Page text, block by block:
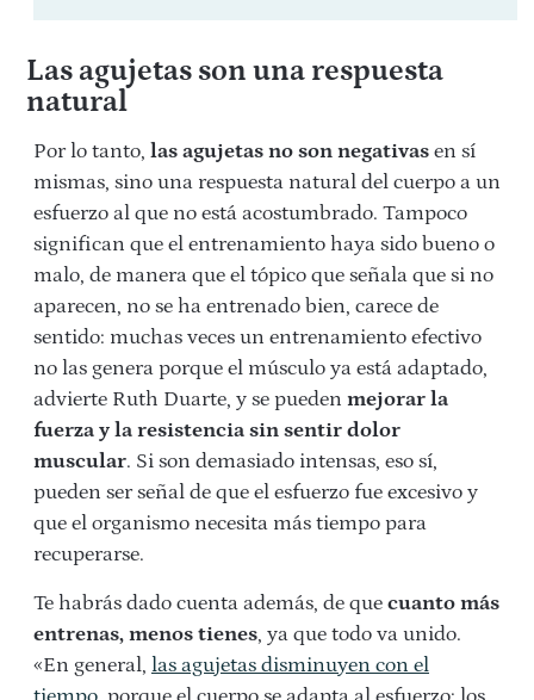
Las agujetas son una respuesta
natural
Por lo tanto, las agujetas no son negativas en sí
mismas, sino una respuesta natural del cuerpo a un
esfuerzo al que no está acostumbrado. Tampoco
significan que el entrenamiento haya sido bueno o
malo, de manera que el tópico que señala que si no
aparecen, no se ha entrenado bien, carece de
sentido: muchas veces un entrenamiento efectivo
no las genera porque el músculo ya está adaptado,
advierte Ruth Duarte, y se pueden mejorar la
fuerza y la resistencia sin sentir dolor
muscular. Si son demasiado intensas, eso sí,
pueden ser señal de que el esfuerzo fue excesivo y
que el organismo necesita más tiempo para
recuperarse.
Te habrás dado cuenta además, de que cuanto más
entrenas, menos tienes, ya que todo va unido.
«En general, las agujetas disminuyen con el